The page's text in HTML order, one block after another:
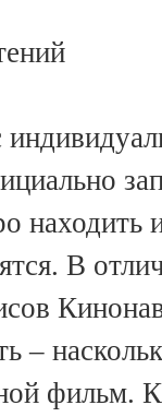
В
–
фильм.